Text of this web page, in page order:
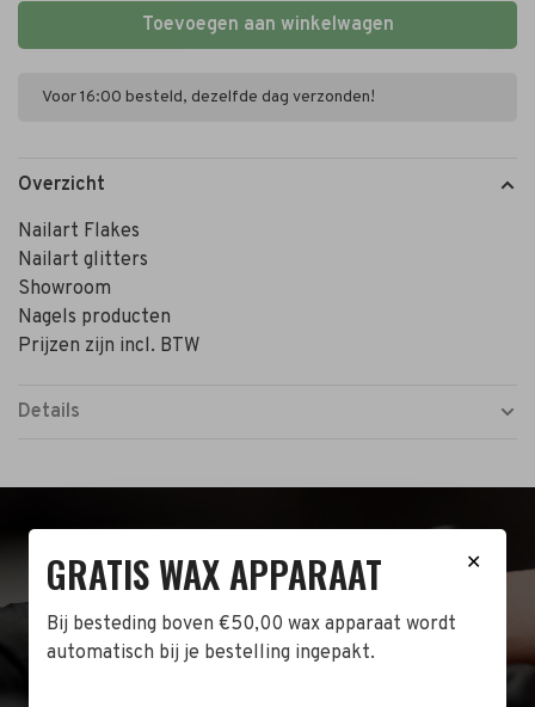
Toevoegen aan winkelwagen
Voor 16:00 besteld, dezelfde dag verzonden!
Overzicht
Nailart Flakes
Nailart glitters
Showroom
Nagels producten
Prijzen zijn incl. BTW
Details
BEZOEK DE WINKEL!
Naast de online shop hebben wij ook een fysieke
winkel in Zwijndrecht! Het adres is: Antoni van
✕
GRATIS WAX APPARAAT
Bij besteding boven €50,00 wax apparaat wordt
automatisch bij je bestelling ingepakt.